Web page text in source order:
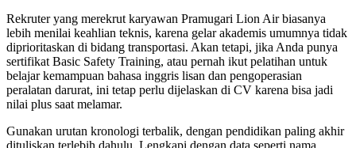
Rekruter yang merekrut karyawan Pramugari Lion Air biasanya
lebih menilai keahlian teknis, karena gelar akademis umumnya tidak
diprioritaskan di bidang transportasi. Akan tetapi, jika Anda punya
sertifikat Basic Safety Training, atau pernah ikut pelatihan untuk
belajar kemampuan bahasa inggris lisan dan pengoperasian
peralatan darurat, ini tetap perlu dijelaskan di CV karena bisa jadi
nilai plus saat melamar.
Gunakan urutan kronologi terbalik, dengan pendidikan paling akhir